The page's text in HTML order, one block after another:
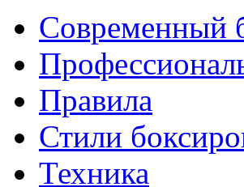
Современный
Правила
Стили
Техника